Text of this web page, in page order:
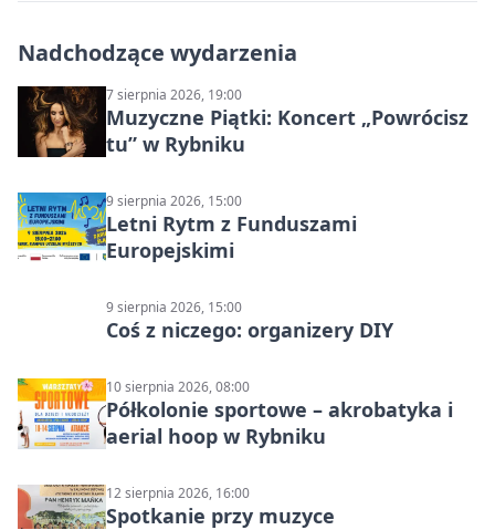
Nadchodzące wydarzenia
7 sierpnia 2026, 19:00
Muzyczne Piątki: Koncert „Powrócisz
tu” w Rybniku
9 sierpnia 2026, 15:00
Letni Rytm z Funduszami
Europejskimi
9 sierpnia 2026, 15:00
Coś z niczego: organizery DIY
10 sierpnia 2026, 08:00
Półkolonie sportowe – akrobatyka i
aerial hoop w Rybniku
12 sierpnia 2026, 16:00
Spotkanie przy muzyce